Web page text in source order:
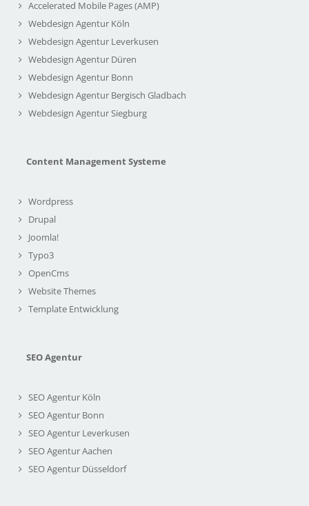
Accelerated Mobile Pages (AMP)
Webdesign Agentur Köln
Webdesign Agentur Leverkusen
Webdesign Agentur Düren
Webdesign Agentur Bonn
Webdesign Agentur Bergisch Gladbach
Webdesign Agentur Siegburg
Content Management Systeme
Wordpress
Drupal
Joomla!
Typo3
OpenCms
Website Themes
Template Entwicklung
SEO Agentur
SEO Agentur Köln
SEO Agentur Bonn
SEO Agentur Leverkusen
SEO Agentur Aachen
SEO Agentur Düsseldorf